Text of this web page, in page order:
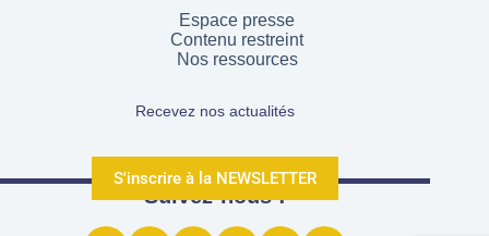
Espace presse
Contenu restreint
Nos ressources
Recevez nos actualités
S'inscrire à la NEWSLETTER
Suivez-nous !